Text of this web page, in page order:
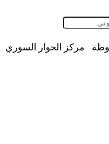
محفوظة مركز الحوار السوري